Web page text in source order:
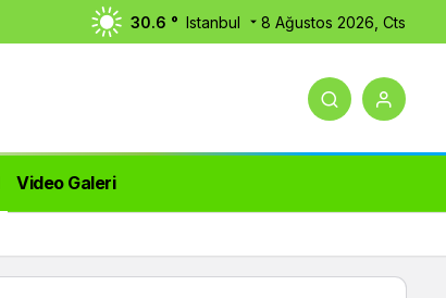
30.6 ° Istanbul 8 Ağustos 2026, Cts
Video Galeri